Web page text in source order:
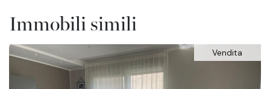
Immobili simili
Vendita